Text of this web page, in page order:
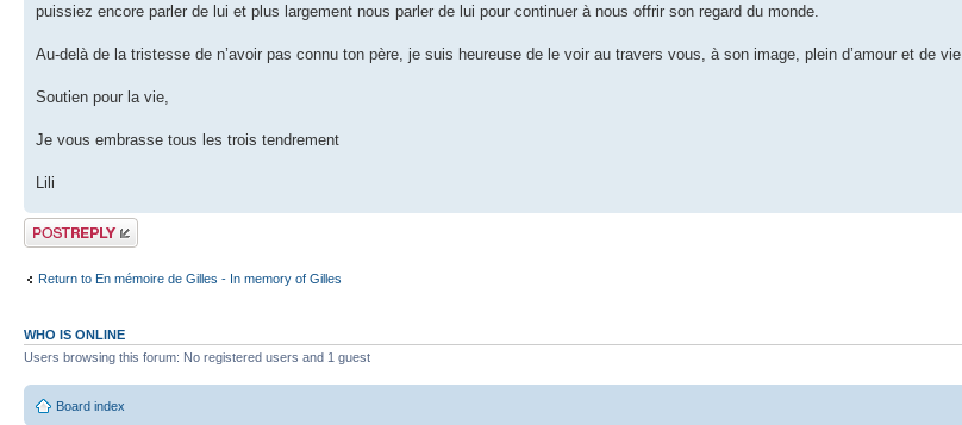
puissiez encore parler de lui et plus largement nous parler de lui pour continuer à nous offrir son regard du monde.
Au-delà de la tristesse de n’avoir pas connu ton père, je suis heureuse de le voir au travers vous, à son image, plein d’amour et de vie.
Soutien pour la vie,
Je vous embrasse tous les trois tendrement
Lili
Post a reply
Return to En mémoire de Gilles - In memory of Gilles
WHO IS ONLINE
Users browsing this forum: No registered users and 1 guest
Board index